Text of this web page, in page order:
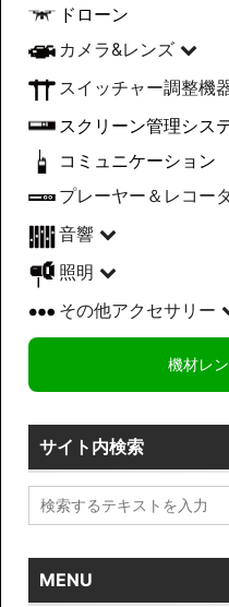
ドローン
カメラ&レンズ
スイッチャー調整機
スクリーン管理シス
コミュニケーション
プレーヤー＆レコー
音響
照明
その他アクセサリー
機材レ
サイト内検索
MENU